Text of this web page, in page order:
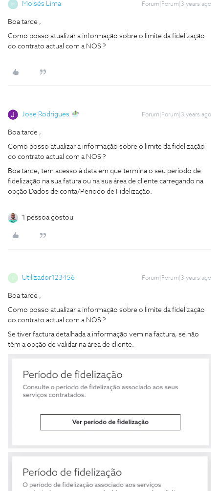
M Moisés Lima Forum|Forum|3 years ago
Boa tarde ,
Como posso atualizar a informação sobre o limite da fidelização
do contrato actual com a NOS ?
Jose Rodrigues Forum|Forum|3 years ago
Boa tarde ,
Como posso atualizar a informação sobre o limite da fidelização
do contrato actual com a NOS ?
Boa tarde, tem acesso à data em que termina o seu periodo de
fidelização na sua fatura ou na sua área de cliente carregando na
opção Dados de conta/Periodo de Fidelização.
1 pessoa gostou
Utilizador123456 Forum|Forum|3 years ago
Boa tarde ,
Como posso atualizar a informação sobre o limite da fidelização
do contrato actual com a NOS ?
Se tiver factura detalhada a informação vem na factura, se não
têm a opção de validar na àrea de cliente.